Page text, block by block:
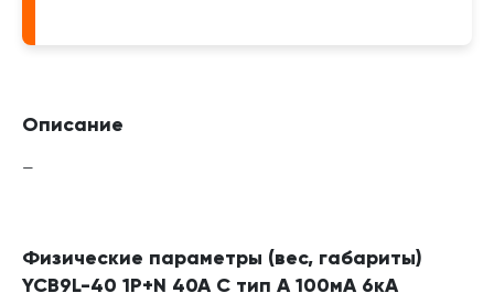
Описание
—
Физические параметры (вес, габариты)
YCB9L-40 1P+N 40A C тип A 100мА 6кА